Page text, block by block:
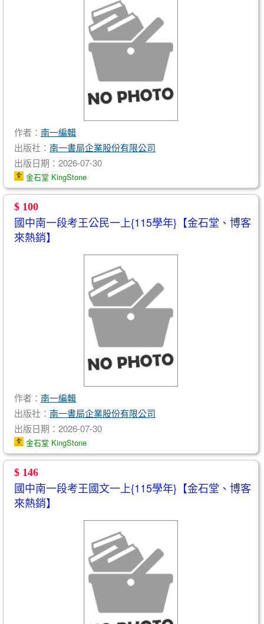
作者： 南一編輯
出版社： 南一書局企業股份有限公司
出版日期：2026-07-30
金石堂 KingStone
$ 100
國中南一段考王公民一上{115學年}【金石堂、博客
來熱銷】
作者： 南一編輯
出版社： 南一書局企業股份有限公司
出版日期：2026-07-30
金石堂 KingStone
$ 146
國中南一段考王國文一上{115學年}【金石堂、博客
來熱銷】